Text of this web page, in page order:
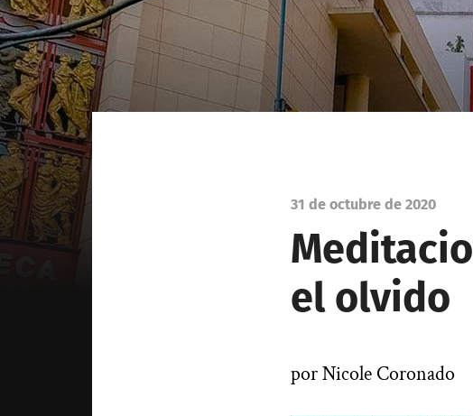
31 de octubre de 2020
el olvido
por Nicole Coronado